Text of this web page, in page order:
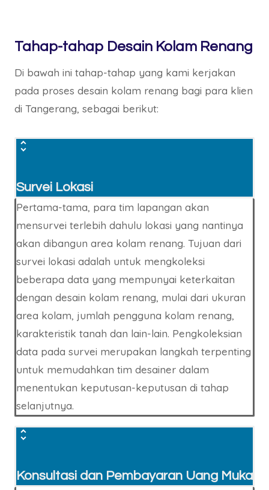
Tahap-tahap Desain Kolam Renang
Di bawah ini tahap-tahap yang kami kerjakan
pada proses desain kolam renang bagi para klien
di Tangerang, sebagai berikut:
Survei Lokasi
Pertama-tama, para tim lapangan akan
mensurvei terlebih dahulu lokasi yang nantinya
akan dibangun area kolam renang. Tujuan dari
survei lokasi adalah untuk mengkoleksi
beberapa data yang mempunyai keterkaitan
dengan desain kolam renang, mulai dari ukuran
area kolam, jumlah pengguna kolam renang,
karakteristik tanah dan lain-lain. Pengkoleksian
data pada survei merupakan langkah terpenting
untuk memudahkan tim desainer dalam
menentukan keputusan-keputusan di tahap
selanjutnya.
Konsultasi dan Pembayaran Uang Muka